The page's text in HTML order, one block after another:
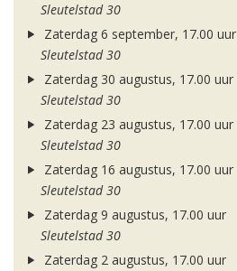
Sleutelstad 30
Zaterdag 6 september, 17.00 uur
Sleutelstad 30
Zaterdag 30 augustus, 17.00 uur
Sleutelstad 30
Zaterdag 23 augustus, 17.00 uur
Sleutelstad 30
Zaterdag 16 augustus, 17.00 uur
Sleutelstad 30
Zaterdag 9 augustus, 17.00 uur
Sleutelstad 30
Zaterdag 2 augustus, 17.00 uur